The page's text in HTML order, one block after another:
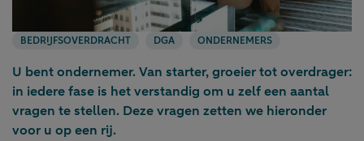
BEDRIJFSOVERDRACHT DGA ONDERNEMERS
U bent ondernemer. Van starter, groeier tot overdrager:
in iedere fase is het verstandig om u zelf een aantal
vragen te stellen. Deze vragen zetten we hieronder
voor u op een rij.